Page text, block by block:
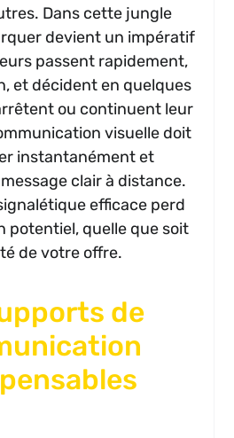
Dans cette jungle
devient un impératif
passent rapidement,
et décident en quelques
ou continuent leur
visuelle doit
instantanément et
clair à distance.
efficace perd
potentiel, quelle que soit
de votre offre.
de